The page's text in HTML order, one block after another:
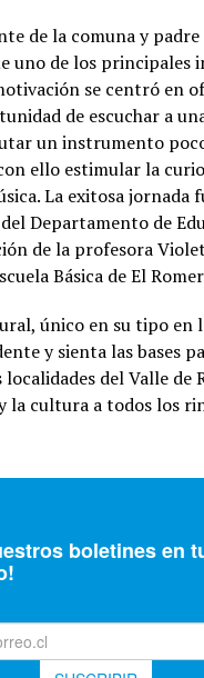
de la comuna y
uno de los principales
se centró en
de escuchar a
un instrumento
ello estimular la
La exitosa jornada
Departamento de
de la profesora
Básica de El
único en su tipo en
y sienta las bases
del Valle de
la cultura a todos los